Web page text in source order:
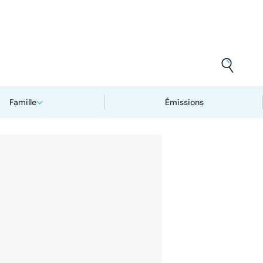
Famille Émissions